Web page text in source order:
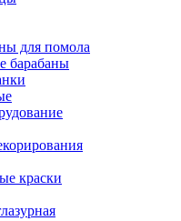
для помола
барабаны
краски